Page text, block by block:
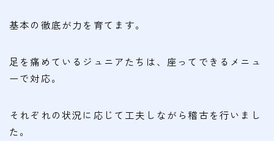
基本の徹底が力を育てます。
足を痛めているジュニアたちは、座ってできるメニュ
ーで対応。
それぞれの状況に応じて工夫しながら稽古を行いまし
た。